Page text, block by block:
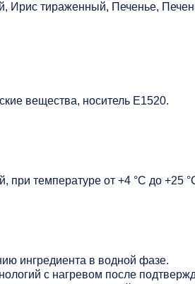
Ирис тираженный, Печенье,
вещества, носитель Е1520.
при температуре от +4 °C до +25
ингредиента в водной фазе.
с нагревом после